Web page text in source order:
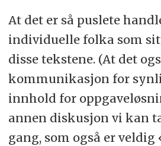
At det er så puslete
individuelle folka som
disse tekstene. (At det
kommunikasjon for
innhold for
annen diskusjon vi kan
gang, som også er veldig